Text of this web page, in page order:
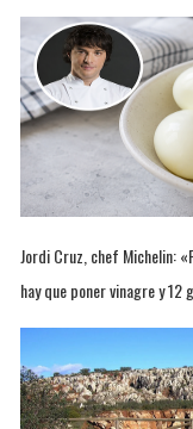
Jordi Cruz, chef Michelin:
hay que poner vinagre y 12